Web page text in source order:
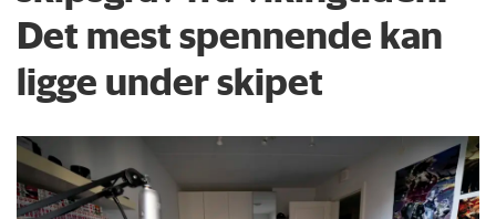
Det mest spennende kan
ligge under skipet